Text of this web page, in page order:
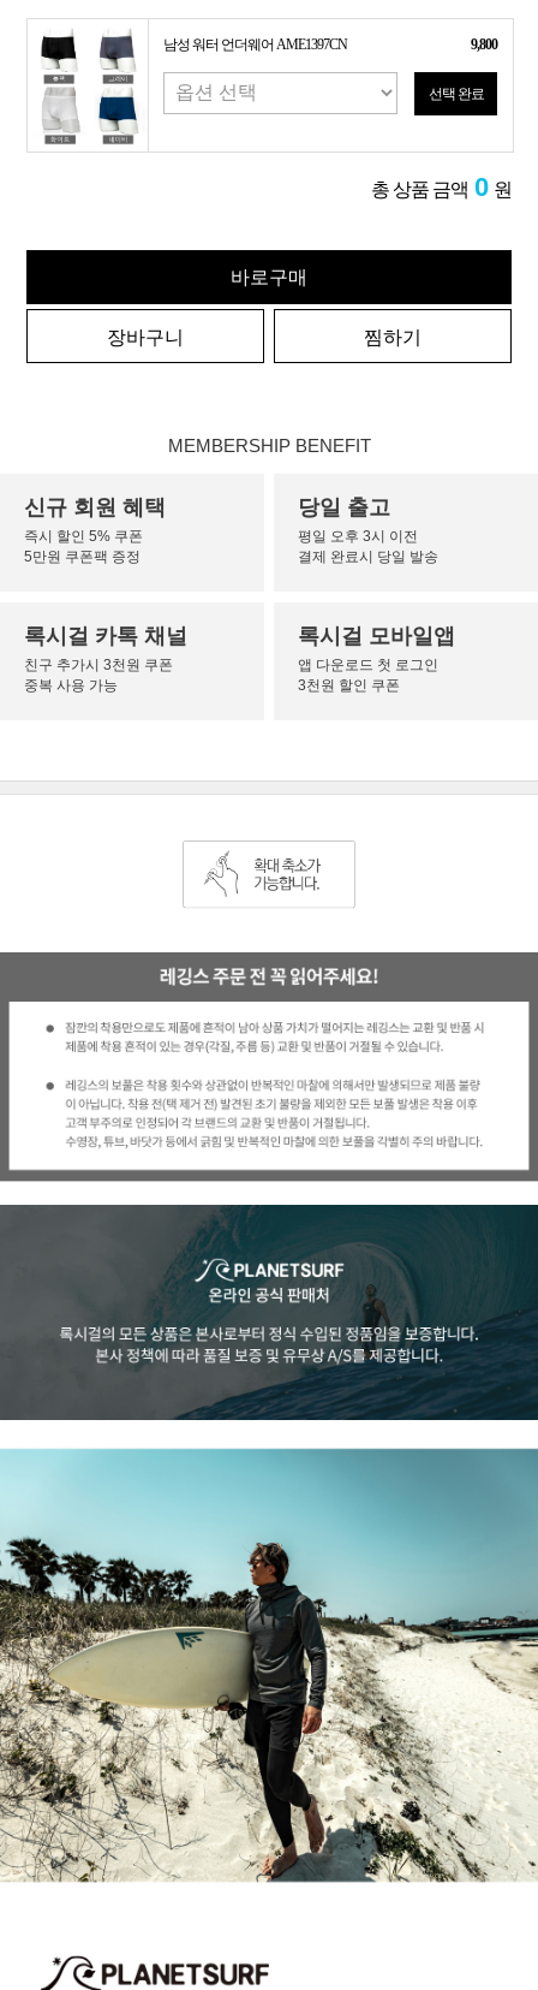
남성 워터 언더웨어 AME1397CN 9,800
선택 완료
총 상품 금액 0 원
바로구매
장바구니 찜하기
MEMBERSHIP BENEFIT
신규 회원 혜택
즉시 할인 5% 쿠폰
5만원 쿠폰팩 증정
당일 출고
평일 오후 3시 이전
결제 완료시 당일 발송
록시걸 카톡 채널
친구 추가시 3천원 쿠폰
중복 사용 가능
록시걸 모바일앱
앱 다운로드 첫 로그인
3천원 할인 쿠폰